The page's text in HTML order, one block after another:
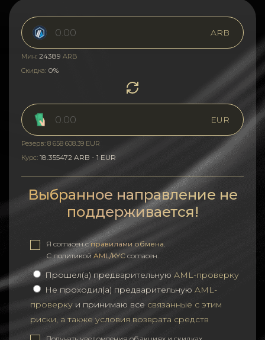
ARB
Мин: 24389 ARB
Скидка: 0%
EUR
Резерв: 8 658 608.39 EUR
Курс: 18.355472 ARB - 1 EUR
Выбранное направление не
поддерживается!
Я согласен справилами обмена
С политикой AML/KYC согласен.
Прошел(а) предварительную AML-проверку
Не проходил(а) предварительную AML-
проверку и принимаю все связанные с этим
риски, а также условия возврата средств